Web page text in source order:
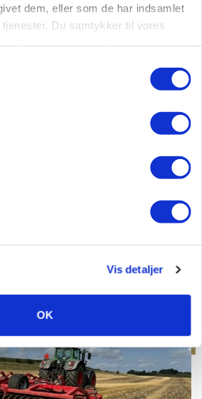
dem, eller som de har indsamlet
Du samtykker til vores
Vis detaljer
OK
mod ny
tilskud til naturprojekter
Loading...